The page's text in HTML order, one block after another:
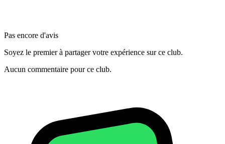
Pas encore d'avis
Soyez le premier à partager votre expérience sur ce club.
Aucun commentaire pour ce club.